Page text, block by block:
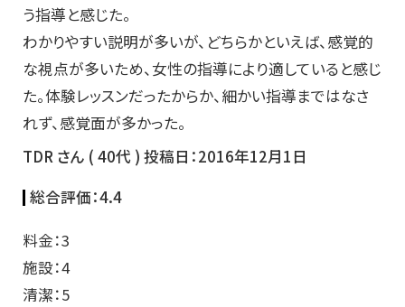
う指導と感じた。
わかりやすい説明が多いが、どちらかといえば、感覚的
な視点が多いため、女性の指導により適していると感じ
た。体験レッスンだったからか、細かい指導まではなさ
れず、感覚面が多かった。
TDR さん ( 40代 ) 投稿日：2016年12月1日
総合評価：4.4
料金：3
施設：4
清潔：5